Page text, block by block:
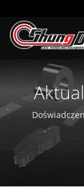
urządzeń do
solidnym